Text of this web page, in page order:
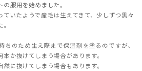
の服用を始めました。
ていたようで産毛は生えてきて、少しずつ黒々
ちのため生え際まで保湿剤を塗るのですが、
本か抜けてしまう場合があります。
然に抜けてしまう場合もあります。